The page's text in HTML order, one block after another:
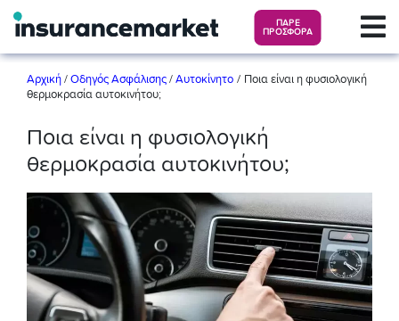
ΠΑΡΕ
ΠΡΟΣΦΟΡΑ
Αρχική / Οδηγός Ασφάλισης / Αυτοκίνητο / Ποια είναι η φυσιολογική
θερμοκρασία αυτοκινήτου;
Ποια είναι η φυσιολογική
θερμοκρασία αυτοκινήτου;